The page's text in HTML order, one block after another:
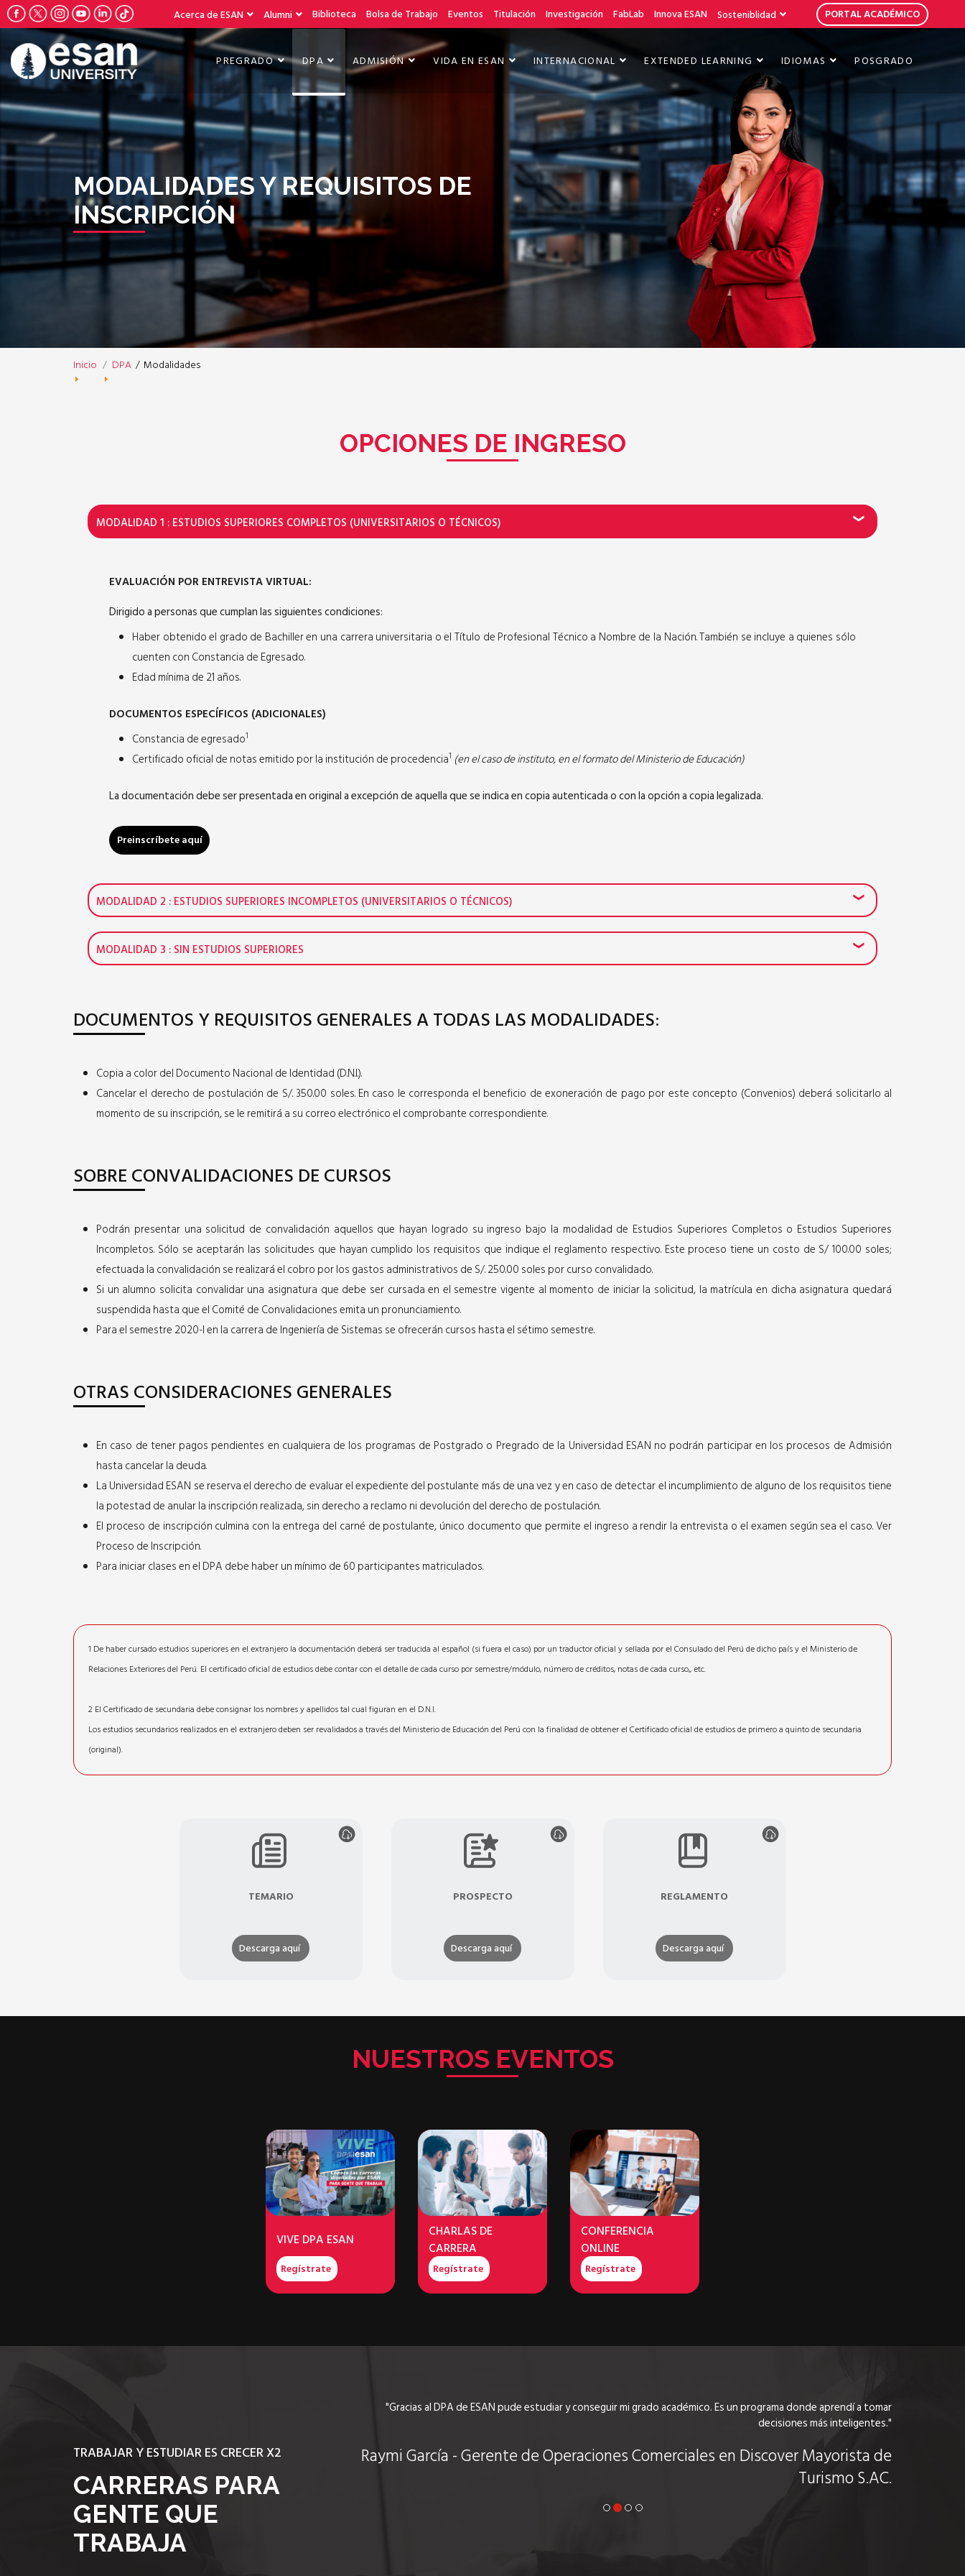
Acerca de ESAN Alumni Biblioteca Bolsa de Trabajo Eventos Titulación Investigación FabLab Innova ESAN Sosteniblidad PORTAL ACADÉMICO
PREGRADO DPA ADMISIÓN VIDA EN ESAN INTERNACIONAL EXTENDED LEARNING IDIOMAS POSGRADO
MODALIDADES Y REQUISITOS DE
INSCRIPCIÓN
Inicio DPA / Modalidades
OPCIONES DE INGRESO
MODALIDAD 1 : ESTUDIOS SUPERIORES COMPLETOS (UNIVERSITARIOS O TÉCNICOS)
EVALUACIÓN POR ENTREVISTA VIRTUAL:
Dirigido a personas que cumplan las siguientes condiciones:
Haber obtenido el grado de Bachiller en una carrera universitaria o el Título de Profesional Técnico a Nombre de la Nación. También se incluye a quienes sólo
cuenten con Constancia de Egresado.
Edad mínima de 21 años.
DOCUMENTOS ESPECÍFICOS (ADICIONALES)
Constancia de egresado1
Certificado oficial de notas emitido por la institución de procedencia1 (en el caso de instituto, en el formato del Ministerio de Educación)
La documentación debe ser presentada en original a excepción de aquella que se indica en copia autenticada o con la opción a copia legalizada.
Preinscríbete aquí
MODALIDAD 2 : ESTUDIOS SUPERIORES INCOMPLETOS (UNIVERSITARIOS O TÉCNICOS)
EVALUACIÓN POR ENTREVISTA VIRTUAL:
Haber aprobado como mínimo 72 créditos académicos en una carrera universitaria ó 02 años completos de estudios regulares en un Instituto (en caso de
Instituto Superior debe ser una carrera que otorgue Título de Profesional a Nombre de la Nación).
DOCUMENTOS ESPECÍFICOS (ADICIONALES)
Certificado oficial de notas emitido por la institución de procedencia1(en el caso de instituto, en el formato del Ministerio de Educación)
La documentación debe ser presentada en original a excepción de aquella que se indica en copia autenticada o con la opción a copia legalizada.
MODALIDAD 3 : SIN ESTUDIOS SUPERIORES
EXAMEN VIRTUAL:
Dirigido a personas que cumplan las siguientes condiciones:
Sin estudios superiores previos.
Edad mínima de 23 años.
DOCUMENTOS ESPECÍFICOS (ADICIONALES)
La documentación debe ser presentada en original a excepción de aquella que se indica en copia autenticada o con la opción a copia legalizada.
Preinscríbete aquí
DOCUMENTOS Y REQUISITOS GENERALES A TODAS LAS MODALIDADES:
Copia a color del Documento Nacional de Identidad (D.N.I.).
Cancelar el derecho de postulación de S/. 350.00 soles. En caso le corresponda el beneficio de exoneración de pago por este concepto (Convenios) deberá solicitarlo al
momento de su inscripción, se le remitirá a su correo electrónico el comprobante correspondiente.
SOBRE CONVALIDACIONES DE CURSOS
Podrán presentar una solicitud de convalidación aquellos que hayan logrado su ingreso bajo la modalidad de Estudios Superiores Completos o Estudios Superiores
Incompletos. Sólo se aceptarán las solicitudes que hayan cumplido los requisitos que indique el reglamento respectivo. Este proceso tiene un costo de S/ 100.00 soles;
efectuada la convalidación se realizará el cobro por los gastos administrativos de S/. 250.00 soles por curso convalidado.
Si un alumno solicita convalidar una asignatura que debe ser cursada en el semestre vigente al momento de iniciar la solicitud, la matrícula en dicha asignatura quedará
suspendida hasta que el Comité de Convalidaciones emita un pronunciamiento.
Para el semestre 2020-I ​en la carrera de Ingeniería de Sistemas se ofrecerán cursos hasta el sétimo semestre.
OTRAS CONSIDERACIONES GENERALES
En caso de tener pagos pendientes en cualquiera de los programas de Postgrado o Pregrado de la Universidad ESAN no podrán participar en los procesos de Admisión
hasta cancelar la deuda.
La Universidad ESAN se reserva el derecho de evaluar el expediente del postulante más de una vez y en caso de detectar el incumplimiento de alguno de los requisitos tiene
la potestad de anular la inscripción realizada, sin derecho a reclamo ni devolución del derecho de postulación.
El proceso de inscripción culmina con la entrega del carné de postulante, único documento que permite el ingreso a rendir la entrevista o el examen según sea el caso. Ver
Proceso de Inscripción.
Para iniciar clases en el DPA debe haber un mínimo de 60 participantes matriculados.
1 De haber cursado estudios superiores en el extranjero la documentación deberá ser traducida al español (si fuera el caso) por un traductor oficial y sellada por el Consulado del Perú de dicho país y el Ministerio de
Relaciones Exteriores del Perú. El certificado oficial de estudios debe contar con el detalle de cada curso por semestre/módulo, número de créditos, notas de cada curso,, etc.
2 El Certificado de secundaria debe consignar los nombres y apellidos tal cual figuran en el D.N.I.
Los estudios secundarios realizados en el extranjero deben ser revalidados a través del Ministerio de Educación del Perú con la finalidad de obtener el Certificado oficial de estudios de primero a quinto de secundaria
(original).
TEMARIO
Descarga aquí
PROSPECTO
Descarga aquí
REGLAMENTO
Descarga aquí
NUESTROS EVENTOS
VIVE DPA ESAN
Regístrate
CHARLAS DE
CARRERA
Regístrate
CONFERENCIA
ONLINE
Regístrate
TRABAJAR Y ESTUDIAR ES CRECER X2
CARRERAS PARA
GENTE QUE
TRABAJA
"Gracias al DPA de ESAN pude estudiar y conseguir mi grado académico. Es un programa donde aprendí a tomar
decisiones más inteligentes."
Raymi García - Gerente de Operaciones Comerciales en Discover Mayorista de
Turismo S.AC.